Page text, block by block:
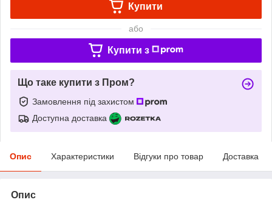
Купити
або
Купити з
Що таке купити з Пром?
Замовлення під захистом
Доступна доставка
Опис Характеристики Відгуки про товар Доставка
Опис